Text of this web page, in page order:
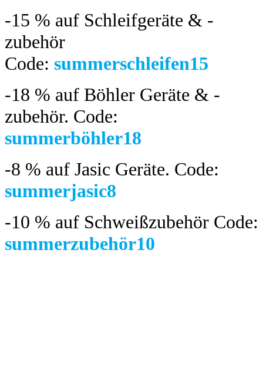
-15 % auf Schleifgeräte & -
zubehör
Code: summerschleifen15
-18 % auf Böhler Geräte & -
zubehör. Code:
summerböhler18
-8 % auf Jasic Geräte. Code:
summerjasic8
-10 % auf Schweißzubehör Code:
summerzubehör10